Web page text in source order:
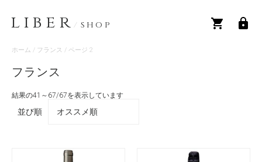
LIBER / SHOP
ホーム / フランス / ページ 2
フランス
結果の41～67/67を表示しています
並び順